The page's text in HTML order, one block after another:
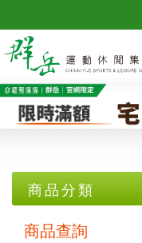
商品分類
優惠專區
商品查詢